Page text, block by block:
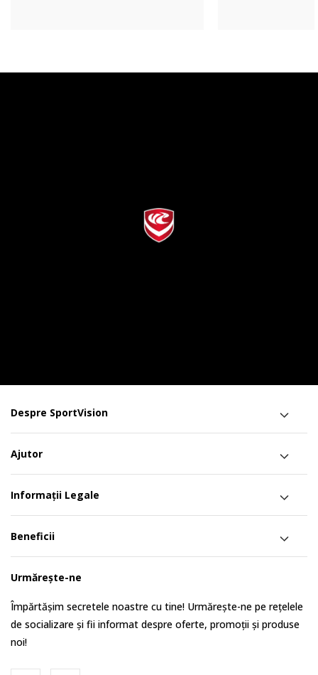
Despre SportVision
Ajutor
Informații Legale
Beneficii
Urmărește-ne
Împărtășim secretele noastre cu tine! Urmărește-ne pe rețelele
de socializare și fii informat despre oferte, promoții și produse
noi!